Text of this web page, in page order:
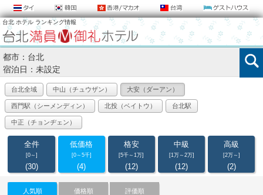
台北 ホテル ランキング情報
都市：台北
宿泊日：未設定
台北全域 中山（チュウザン） 大安（ダーアン）
西門駅（シーメンディン） 北投（ベイトウ） 台北駅
中正（チョンヂェン）
全件
[0～]
(30)
低価格
[0～5千]
(4)
格安
[5千～1万]
(12)
中級
[1万～2万]
(12)
高級
[2万～]
(2)
人気順 価格順 評価順